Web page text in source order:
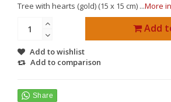
Tree with hearts (gold) (15 x 15 cm) ...More
Add
Add to wishlist
Add to comparison